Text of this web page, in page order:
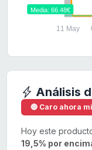
11 May
Media: 66.48€
Análisis
🔴 Caro ahora
Hoy este
19,5% por